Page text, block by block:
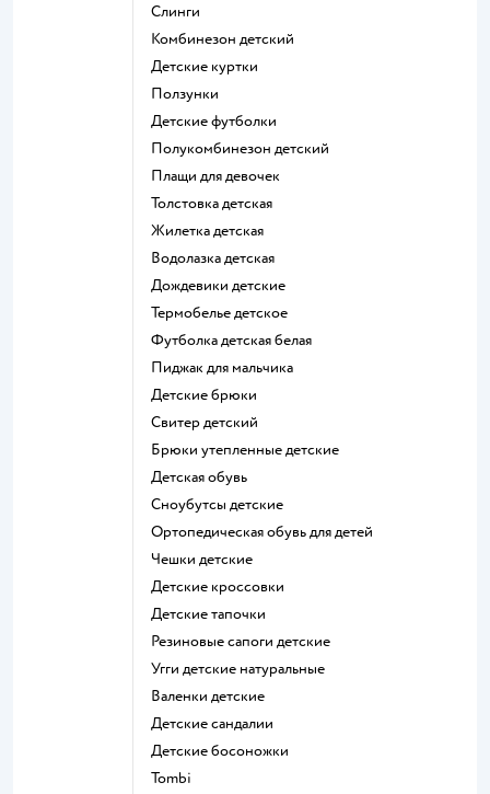
Слинги
Комбинезон детский
Детские куртки
Ползунки
Детские футболки
Полукомбинезон детский
Плащи для девочек
Толстовка детская
Жилетка детская
Водолазка детская
Дождевики детские
Термобелье детское
Футболка детская белая
Пиджак для мальчика
Детские брюки
Свитер детский
Брюки утепленные детские
Детская обувь
Сноубутсы детские
Ортопедическая обувь для детей
Чешки детские
Детские кроссовки
Детские тапочки
Резиновые сапоги детские
Угги детские натуральные
Валенки детские
Детские сандалии
Детские босоножки
Tombi